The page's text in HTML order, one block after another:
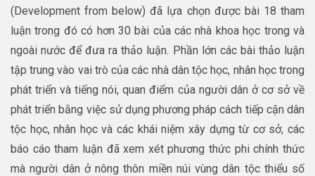
(Development from below) đã lựa chọn được bài 18 tham
luận trong đó có hơn 30 bài của các nhà khoa học trong và
ngoài nước để đưa ra thảo luận. Phần lớn các bài thảo luận
tập trung vào vai trò của các nhà dân tộc học, nhân học trong
phát triển và tiếng nói, quan điểm của người dân ở cơ sở về
phát triển bằng việc sử dụng phương pháp cách tiếp cận dân
tộc học, nhân học và các khái niệm xây dựng từ cơ sở, các
báo cáo tham luận đã xem xét phương thức phi chính thức
mà người dân ở nông thôn miền núi vùng dân tộc thiểu số